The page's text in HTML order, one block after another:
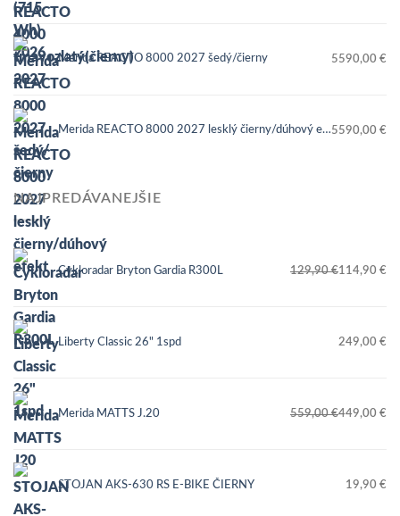
Merida REACTO 8000 2027 šedý/čierny 5590,00 €
Merida REACTO 8000 2027 lesklý čierny/dúhový efekt5590,00 €
NAJPREDÁVANEJŠIE
Cykloradar Bryton Gardia R300L 129,90€
Pôvodná
cena
bola:
129,90 €.
114,90 €
Aktuálna
cena
je:
114,90 €.Liberty Classic 26" 1spd 249,00 €
Merida MATTS J.20 559,00€
Pôvodná
cena
bola:
559,00 €.
449,00 €
Aktuálna
cena
je:
449,00 €.STOJAN AKS-630 RS E-BIKE ČIERNY 19,90 €